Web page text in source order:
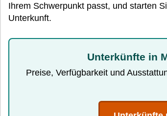
Ihrem Schwerpunkt passt, und starten
Unterkunft.
Unterkünfte in
Preise, Verfügbarkeit und